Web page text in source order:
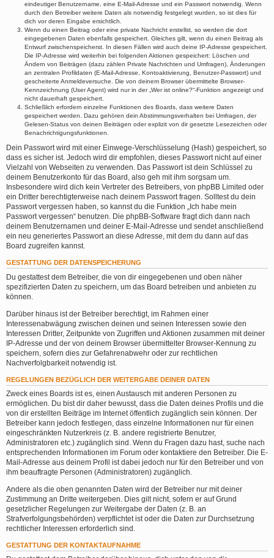
eindeutiger Benutzername, eine E-Mail-Adresse und ein Passwort notwendig. Wenn
durch den Betreiber weitere Daten als notwendig festgelegt wurden, so ist dies für
dich vor deren Eingabe ersichtlich.
Wenn du einen Beitrag oder eine private Nachricht erstellst, so werden die dort
eingegebenen Daten ebenfalls gespeichert. Gleiches gilt, wenn du einen Beitrag als
Entwurf zwischenspeicherst. In diesen Fällen wird auch deine IP-Adresse gespeichert.
Die IP-Adresse wird weiterhin bei folgenden Aktionen gespeichert: Löschen und
Ändern von Beiträgen (dazu zählen Private Nachrichten und Umfragen), Änderungen
an zentralen Profildaten (E-Mail-Adresse, Kontoaktivierung, Benutzer-Passwort) und
gescheiterte Anmeldeversuche. Die von deinem Browser übermittelte Browser-
Kennzeichnung (User Agent) wird nur in der „Wer ist online?“-Funktion angezeigt und
nicht dauerhaft gespeichert.
Schließlich erfordern einzelne Funktionen des Boards, dass weitere Daten
gespeichert werden. Dazu gehören dein Abstimmungsverhalten bei Umfragen, der
Gelesen-Status von deinen Beiträgen oder explizit von dir gesetzte Lesezeichen oder
Benachrichtigungsfunktionen.
Dein Passwort wird mit einer Einwege-Verschlüsselung (Hash) gespeichert, so
dass es sicher ist. Jedoch wird dir empfohlen, dieses Passwort nicht auf einer
Vielzahl von Webseiten zu verwenden. Das Passwort ist dein Schlüssel zu
deinem Benutzerkonto für das Board, also geh mit ihm sorgsam um.
Insbesondere wird dich kein Vertreter des Betreibers, von phpBB Limited oder
ein Dritter berechtigterweise nach deinem Passwort fragen. Solltest du dein
Passwort vergessen haben, so kannst du die Funktion „Ich habe mein
Passwort vergessen“ benutzen. Die phpBB-Software fragt dich dann nach
deinem Benutzernamen und deiner E-Mail-Adresse und sendet anschließend
ein neu generiertes Passwort an diese Adresse, mit dem du dann auf das
Board zugreifen kannst.
GESTATTUNG DER DATENSPEICHERUNG
Du gestattest dem Betreiber, die von dir eingegebenen und oben näher
spezifizierten Daten zu speichern, um das Board betreiben und anbieten zu
können.
Darüber hinaus ist der Betreiber berechtigt, im Rahmen einer
Interessenabwägung zwischen deinen und seinen Interessen sowie den
Interessen Dritter, Zeitpunkte von Zugriffen und Aktionen zusammen mit deiner
IP-Adresse und der von deinem Browser übermittelter Browser-Kennung zu
speichern, sofern dies zur Gefahrenabwehr oder zur rechtlichen
Nachverfolgbarkeit notwendig ist.
REGELUNGEN BEZÜGLICH DER WEITERGABE DEINER DATEN
Zweck eines Boards ist es, einen Austausch mit anderen Personen zu
ermöglichen. Du bist dir daher bewusst, dass die Daten deines Profils und die
von dir erstellten Beiträge im Internet öffentlich zugänglich sein können. Der
Betreiber kann jedoch festlegen, dass einzelne Informationen nur für einen
eingeschränkten Nutzerkreis (z. B. andere registrierte Benutzer,
Administratoren etc.) zugänglich sind. Wenn du Fragen dazu hast, suche nach
entsprechenden Informationen im Forum oder kontaktiere den Betreiber. Die E-
Mail-Adresse aus deinem Profil ist dabei jedoch nur für den Betreiber und von
ihm beauftragte Personen (Administratoren) zugänglich.
Andere als die oben genannten Daten wird der Betreiber nur mit deiner
Zustimmung an Dritte weitergeben. Dies gilt nicht, sofern er auf Grund
gesetzlicher Regelungen zur Weitergabe der Daten (z. B. an
Strafverfolgungsbehörden) verpflichtet ist oder die Daten zur Durchsetzung
rechtlicher Interessen erforderlich sind.
GESTATTUNG DER KONTAKTAUFNAHME